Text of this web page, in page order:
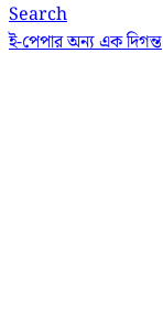
Search
ই-পেপারঅন্য এক দিগন্ত